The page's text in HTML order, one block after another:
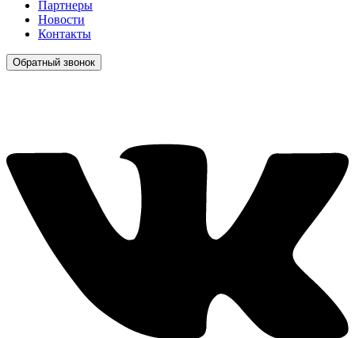
Партнеры
Новости
Контакты
Обратный звонок